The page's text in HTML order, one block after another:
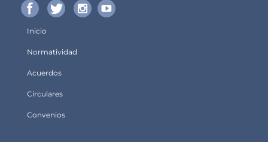
principal
Inicio
Normatividad
Acuerdos
Circulares
Convenios